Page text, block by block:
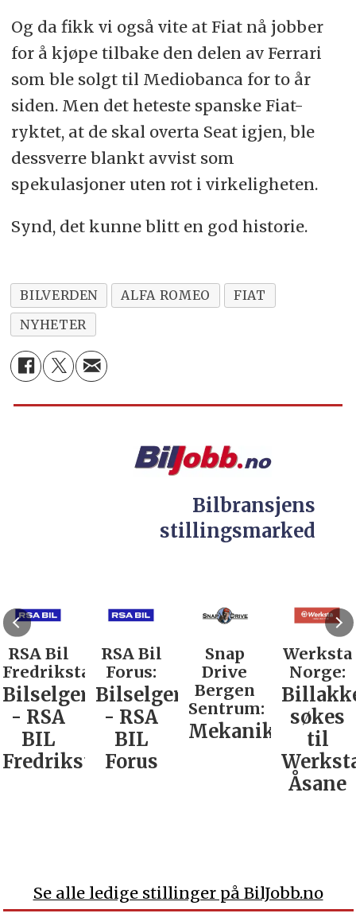
Og da fikk vi også vite at Fiat nå jobber
for å kjøpe tilbake den delen av Ferrari
som ble solgt til Mediobanca for to år
siden. Men det heteste spanske Fiat-
ryktet, at de skal overta Seat igjen, ble
dessverre blankt avvist som
spekulasjoner uten rot i virkeligheten.
Synd, det kunne blitt en god historie.
BILVERDEN ALFA ROMEO
FIAT
NYHETER
Bilbransjens
stillingsmarked
RSA Bil
Fredrikstad:
Bilselger
- RSA
BIL
Fredrikstad
RSA Bil
Forus:
Bilselger
- RSA
BIL
Forus
Snap
Drive
Bergen
Sentrum:
Mekaniker
Werksta
Norge:
søkes
til
Åsane
Se alle ledige stillinger på BilJobb.no